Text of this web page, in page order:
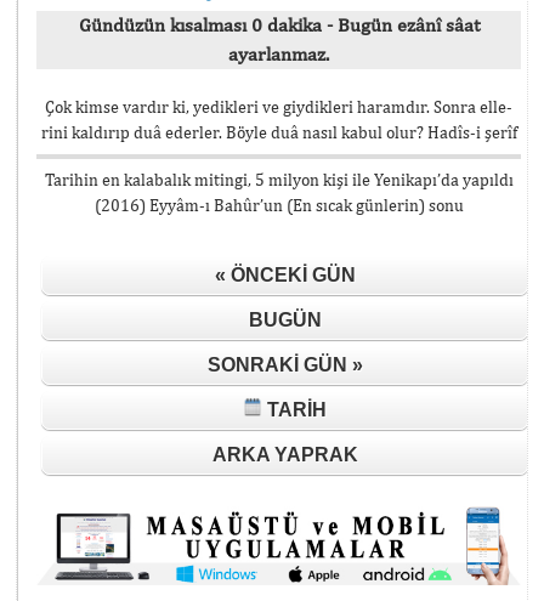
Gündüzün kısalması 0 dakika - Bugün ezânî sâat
ayarlanmaz.
Çok kimse vardır ki, yedikleri ve giydikleri haramdır. Sonra elle-
rini kaldırıp duâ ederler. Böyle duâ nasıl kabul olur? Hadîs-i şerîf
Tarihin en kalabalık mitingi, 5 milyon kişi ile Yenikapı’da yapıldı
(2016) Eyyâm-ı Bahûr’un (En sıcak günlerin) sonu
« ÖNCEKI GÜN
BUGÜN
SONRAKI GÜN »
TARIH
ARKA YAPRAK